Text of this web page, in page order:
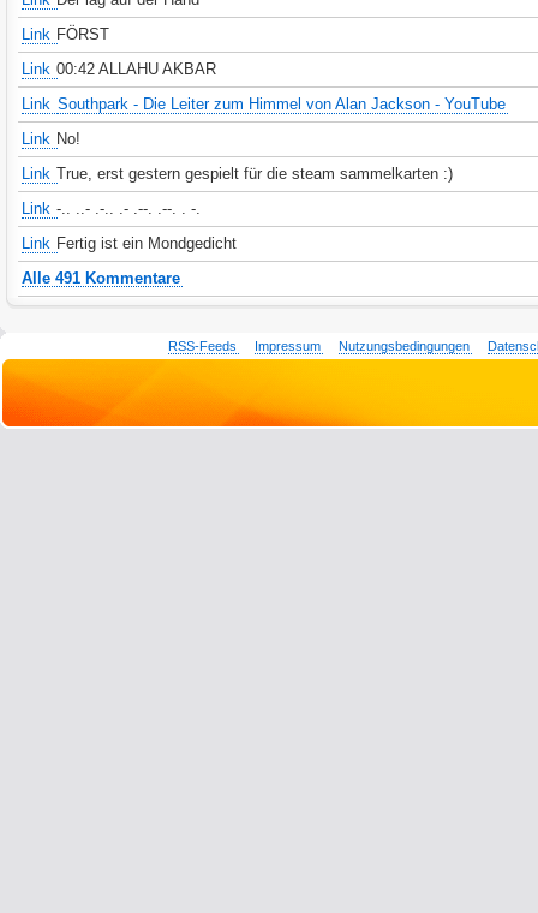
Link FÖRST
Link 00:42 ALLAHU AKBAR
Link Southpark - Die Leiter zum Himmel von Alan Jackson - YouTube
Link No!
Link True, erst gestern gespielt für die steam sammelkarten :)
Link -.. ..- .-.. .- .--. .--. . -.
Link Fertig ist ein Mondgedicht
Alle 491 Kommentare
RSS-Feeds Impressum Nutzungsbedingungen